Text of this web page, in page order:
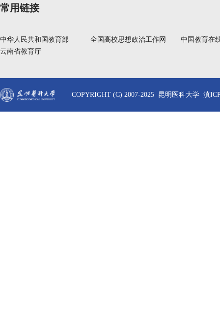
常用链接
中华人民共和国教育部 全国高校思想政治工作网
中国教育在
云南省教育厅
COPYRIGHT (C) 2007-2025 昆明医科大学 滇